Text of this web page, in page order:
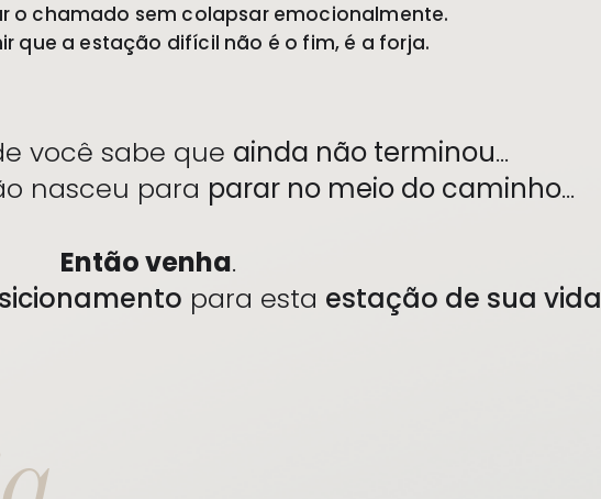
o chamado sem colapsar emocionalmente.
que a estação difícil não é o fim, é a forja.
você sabe que ainda não terminou…
nasceu para parar no meio do caminho…
Então venha.
para esta estação de sua vida